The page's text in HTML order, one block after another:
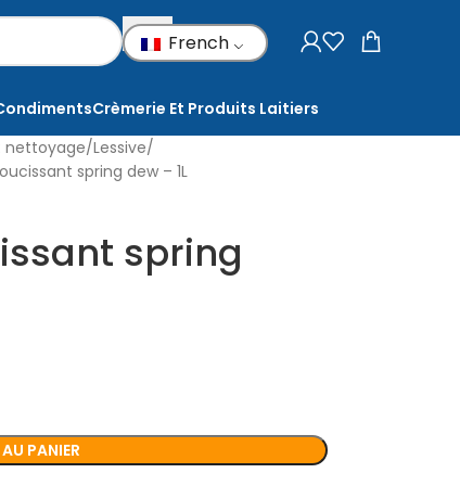
French
Crèmerie Et Produits Laitiers
nettoyage Lessive
spring dew – 1L
spring
PANIER